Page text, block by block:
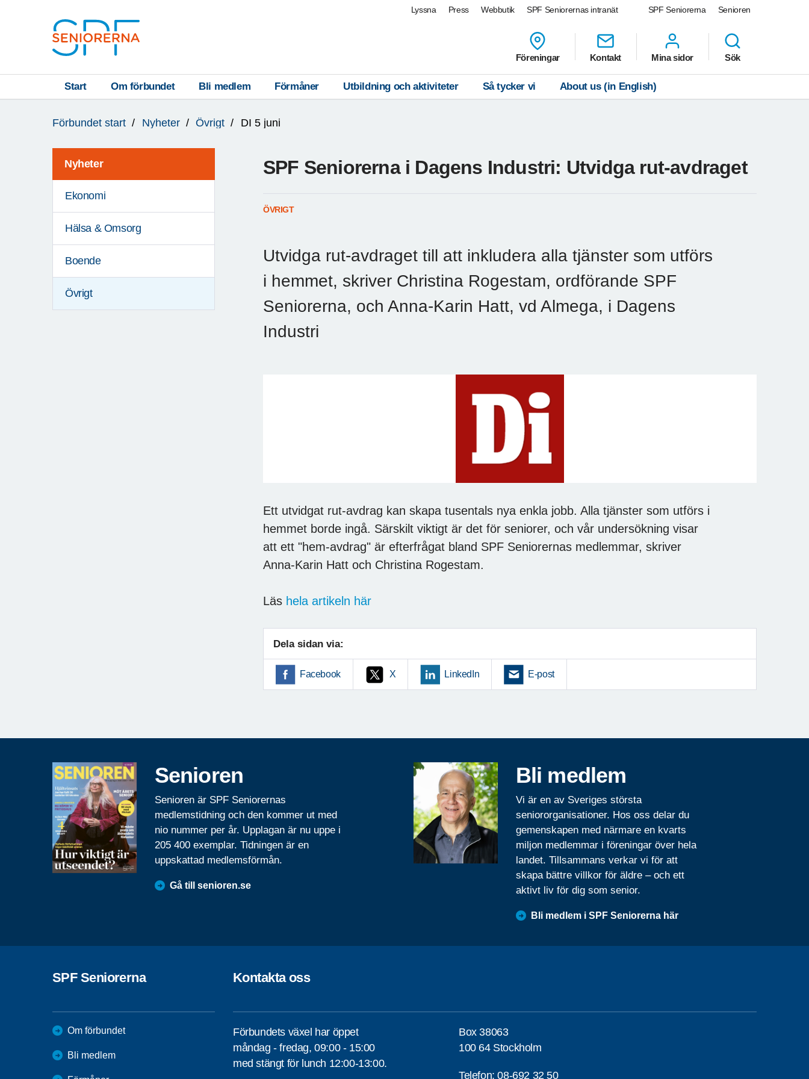
SPF Seniorerna Senioren
Lyssna Press Webbutik SPF Seniorernas intranät
Föreningar Kontakt Mina sidor Sök
Start Om förbundet Bli medlem Förmåner Utbildning och aktiviteter Så tycker vi About us (in English)
är
Förbundet start Nyheter Övrigt DI 5 juni
Nyheter
Ekonomi
Hälsa & Omsorg
Boende
Övrigt
SPF Seniorerna i Dagens Industri: Utvidga rut-avdraget
ÖVRIGT
Utvidga rut-avdraget till att inkludera alla tjänster som utförs
i hemmet, skriver Christina Rogestam, ordförande SPF
Seniorerna, och Anna-Karin Hatt, vd Almega, i Dagens
Industri
Ett utvidgat rut-avdrag kan skapa tusentals nya enkla jobb. Alla tjänster som utförs i
hemmet borde ingå. Särskilt viktigt är det för seniorer, och vår undersökning visar
att ett "hem-avdrag" är efterfrågat bland SPF Seniorernas medlemmar, skriver
Anna-Karin Hatt och Christina Rogestam.
Läs hela artikeln här
Dela sidan via:
Facebook X LinkedIn E-post
Senioren
Senioren är SPF Seniorernas
medlemstidning och den kommer ut med
nio nummer per år. Upplagan är nu uppe i
205 400 exemplar. Tidningen är en
uppskattad medlemsförmån.
Gå till senioren.se
Bli medlem
Vi är en av Sveriges största
seniororganisationer. Hos oss delar du
gemenskapen med närmare en kvarts
miljon medlemmar i föreningar över hela
landet. Tillsammans verkar vi för att
skapa bättre villkor för äldre – och ett
aktivt liv för dig som senior.
Bli medlem i SPF Seniorerna här
SPF Seniorerna
Om förbundet
Bli medlem
Kontakta oss
Förbundets växel har öppet
måndag - fredag, 09:00 - 15:00
med stängt för lunch 12:00-13:00.
Box 38063
100 64 Stockholm
Telefon:08-692 32 50